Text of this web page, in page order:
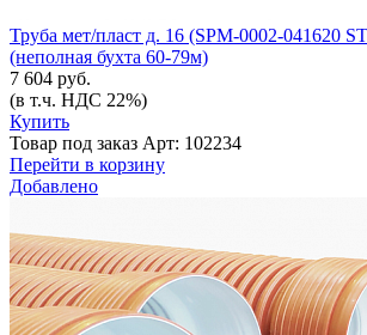
Труба мет/пласт д. 16 (SPM-0002-041620
(неполная бухта 60-79м)
7 604 руб.
(в т.ч. НДС 22%)
Купить
Товар под заказ Арт: 102234
Перейти в корзину
Добавлено